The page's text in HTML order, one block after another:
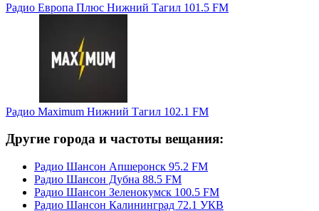
Радио Европа Плюс Нижний Тагил 101.5 FM
Радио Maximum Нижний Тагил 102.1 FM
Другие города и частоты вещания:
Радио Шансон Апшеронск 95.2 FM
Радио Шансон Дубна 88.5 FM
Радио Шансон Зеленокумск 100.5 FM
Радио Шансон Калининград 72.1 УКВ